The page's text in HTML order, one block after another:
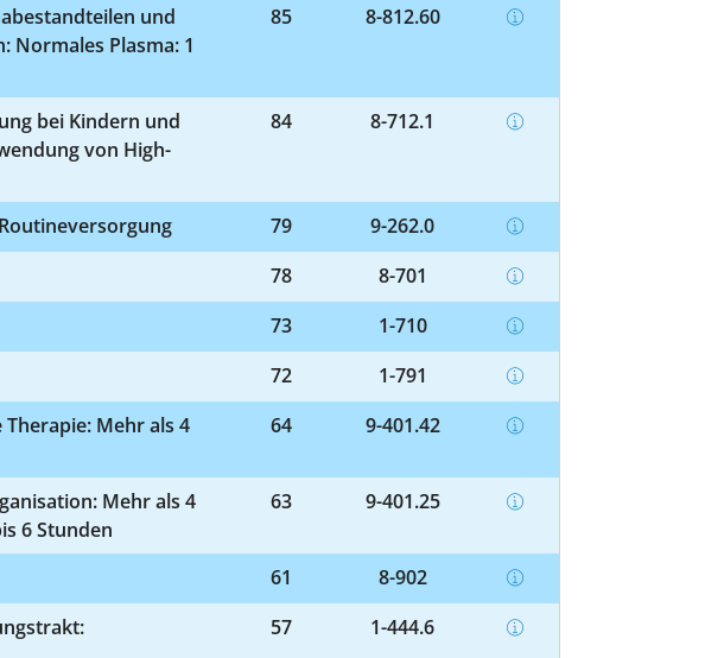
und
Normales Plasma: 1
85 8-812.60
bei Kindern und
von High-
84 8-712.1
79
9-262.0
78
8-701
73
1-710
72
1-791
Mehr als 4
64 9-401.42
Mehr als 4
6 Stunden
63 9-401.25
61
8-902
57 1-444.6